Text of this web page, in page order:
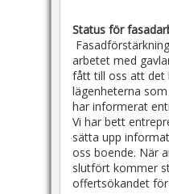
Status för
arbetet med
fått till oss att det
lägenheterna
har informerat
Vi har bett
sätta upp
oss boende. När
slutfört kommer
offertsökandet